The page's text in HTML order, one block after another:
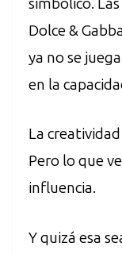
Dolce &
ya no se
en la
La
Pero lo que
influencia.
Y quizá esa